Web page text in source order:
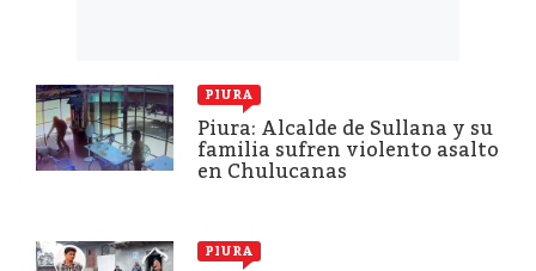
PIURA
Piura: Alcalde de Sullana y su
familia sufren violento asalto
en Chulucanas
PIURA